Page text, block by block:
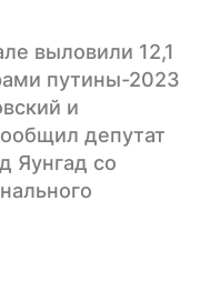
выловили 12,1
путины-2023
и
депутат
Яунгад со